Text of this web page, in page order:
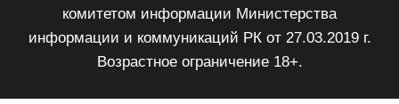
комитетом информации Министерства
информации и коммуникаций РК от 27.03.2019 г.
Возрастное ограничение 18+.